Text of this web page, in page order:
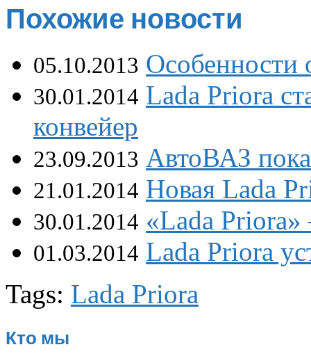
Похожие новости
05.10.2013 Особенности
30.01.2014 Lada Priora
конвейер
23.09.2013 АвтоВАЗ
21.01.2014 Новая Lada
30.01.2014 «Lada
01.03.2014 Lada Priora
Tags: Lada Priora
Кто мы